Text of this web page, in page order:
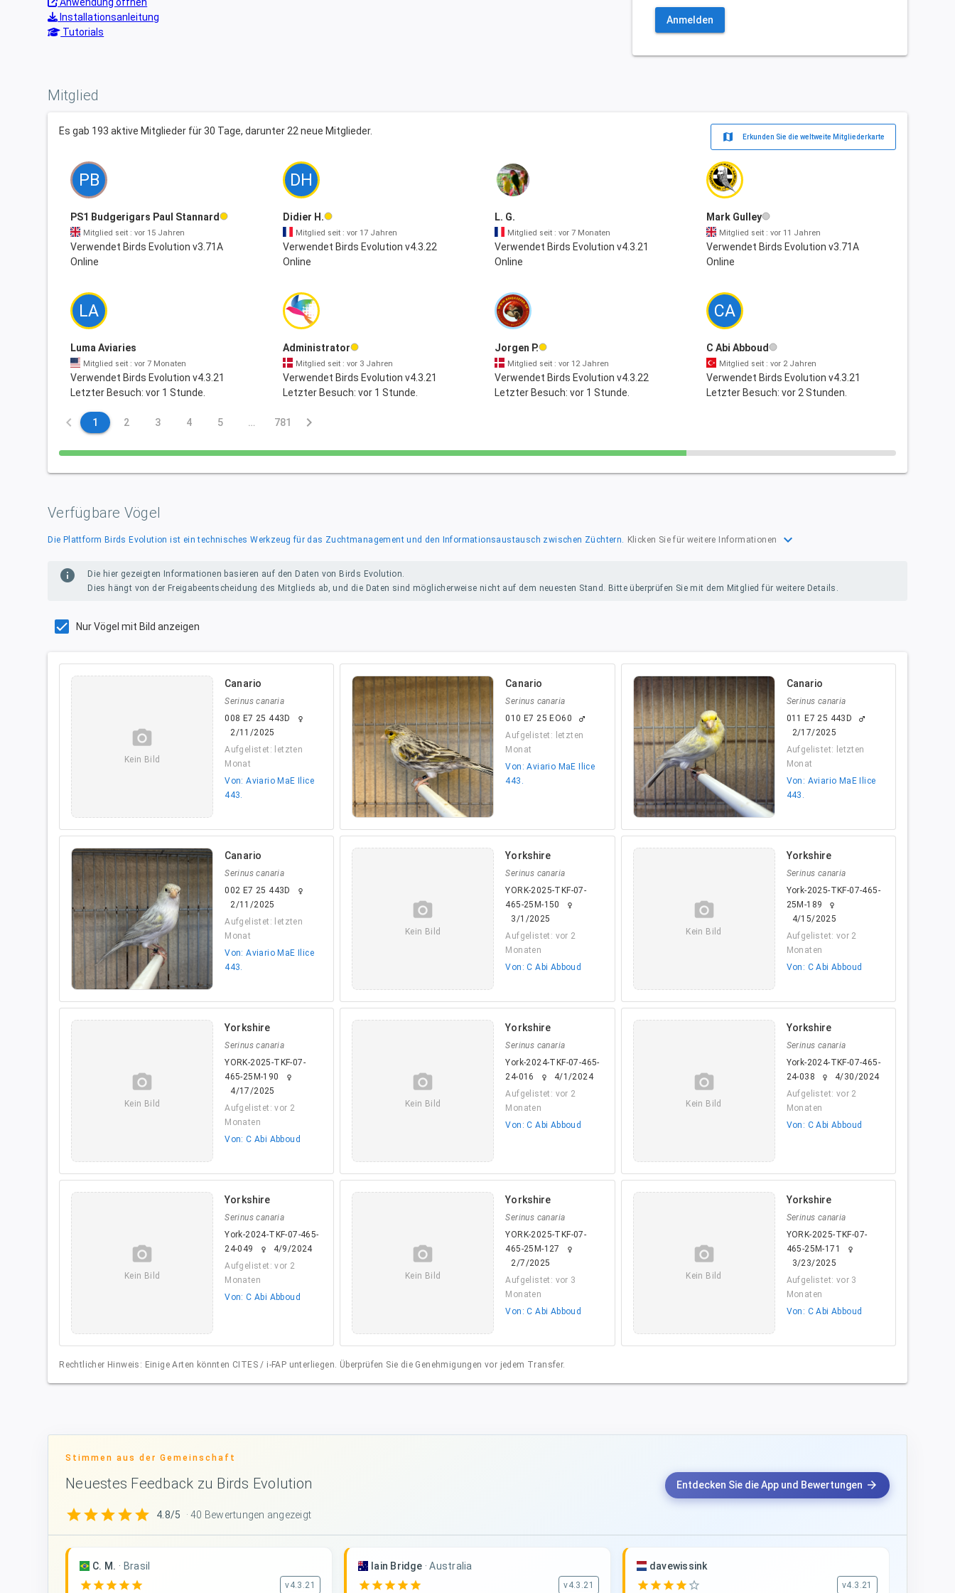
Installationsanleitung
Tutorials
Anmelden
Mitglied
Es gab 193 aktive Mitglieder für 30 Tage, darunter 22 neue Mitglieder. map Erkunden Sie die weltweite Mitgliederkarte
PB
PS1 Budgerigars Paul Stannard
Mitglied seit : vor 15 Jahren
Verwendet Birds Evolution v3.71A
Online
DH
Didier H.
Mitglied seit : vor 17 Jahren
Verwendet Birds Evolution v4.3.22
Online
L. G.
Mitglied seit : vor 7 Monaten
Verwendet Birds Evolution v4.3.21
Online
Mark Gulley
Mitglied seit : vor 11 Jahren
Verwendet Birds Evolution v3.71A
Online
LA
Luma Aviaries
Mitglied seit : vor 7 Monaten
Verwendet Birds Evolution v4.3.21
Letzter Besuch: vor 1 Stunde.
Administrator
Mitglied seit : vor 3 Jahren
Verwendet Birds Evolution v4.3.21
Letzter Besuch: vor 1 Stunde.
Jorgen P.
Mitglied seit : vor 12 Jahren
Verwendet Birds Evolution v4.3.22
Letzter Besuch: vor 1 Stunde.
CA
C Abi Abboud
Mitglied seit : vor 2 Jahren
Verwendet Birds Evolution v4.3.21
Letzter Besuch: vor 2 Stunden.
keyboard_arrow_left 1 2 3 4 5 … 781 keyboard_arrow_right
Verfügbare Vögel
Die Plattform Birds Evolution ist ein technisches Werkzeug für das Zuchtmanagement und den Informationsaustausch zwischen Züchtern. Klicken Sie für weitere Informationen expand_more
info
Die hier gezeigten Informationen basieren auf den Daten von Birds Evolution.
Dies hängt von der Freigabeentscheidung des Mitglieds ab, und die Daten sind möglicherweise nicht auf dem neuesten Stand. Bitte überprüfen Sie mit dem Mitglied für weitere Details.
Nur Vögel mit Bild anzeigen
camera_alt
Kein Bild
Canario
Serinus canaria
008 E7 25 443D
female
2/11/2025
Aufgelistet: letzten
Monat
Von: Aviario MaE Ilice
443.
Canario
Serinus canaria
010 E7 25 EO60
male
Aufgelistet: letzten
Monat
Von: Aviario MaE Ilice
443.
Canario
Serinus canaria
011 E7 25 443D
male
2/17/2025
Aufgelistet: letzten
Monat
Von: Aviario MaE Ilice
443.
Canario
Serinus canaria
002 E7 25 443D
female
2/11/2025
Aufgelistet: letzten
Monat
Von: Aviario MaE Ilice
443.
camera_alt
Kein Bild
Yorkshire
Serinus canaria
YORK-2025-TKF-07-
465-25M-150
female
3/1/2025
Aufgelistet: vor 2
Monaten
Von: C Abi Abboud
camera_alt
Kein Bild
Yorkshire
Serinus canaria
York-2025-TKF-07-465-
25M-189
female
4/15/2025
Aufgelistet: vor 2
Monaten
Von: C Abi Abboud
camera_alt
Kein Bild
Yorkshire
Serinus canaria
YORK-2025-TKF-07-
465-25M-190
female
4/17/2025
Aufgelistet: vor 2
Monaten
Von: C Abi Abboud
camera_alt
Kein Bild
Yorkshire
Serinus canaria
York-2024-TKF-07-465-
24-016
female
4/1/2024
Aufgelistet: vor 2
Monaten
Von: C Abi Abboud
camera_alt
Kein Bild
Yorkshire
Serinus canaria
York-2024-TKF-07-465-
24-038
female
4/30/2024
Aufgelistet: vor 2
Monaten
Von: C Abi Abboud
camera_alt
Kein Bild
Yorkshire
Serinus canaria
York-2024-TKF-07-465-
24-049
female
4/9/2024
Aufgelistet: vor 2
Monaten
Von: C Abi Abboud
camera_alt
Kein Bild
Yorkshire
Serinus canaria
YORK-2025-TKF-07-
465-25M-127
female
2/7/2025
Aufgelistet: vor 3
Monaten
Von: C Abi Abboud
camera_alt
Kein Bild
Yorkshire
Serinus canaria
YORK-2025-TKF-07-
465-25M-171
female
3/23/2025
Aufgelistet: vor 3
Monaten
Von: C Abi Abboud
Rechtlicher Hinweis: Einige Arten könnten CITES / i-FAP unterliegen. Überprüfen Sie die Genehmigungen vor jedem Transfer.
Stimmen aus der Gemeinschaft
Neuestes Feedback zu Birds Evolution
starstarstarstarstar 4.8/5 · 40 Bewertungen angezeigt
Entdecken Sie die App und Bewertungen arrow_forward
C. M. · Brasil
star star star star star v4.3.21
Iain Bridge ·Australia
star star star star star v4.3.21
davewissink
star star star star star_border v4.3.21